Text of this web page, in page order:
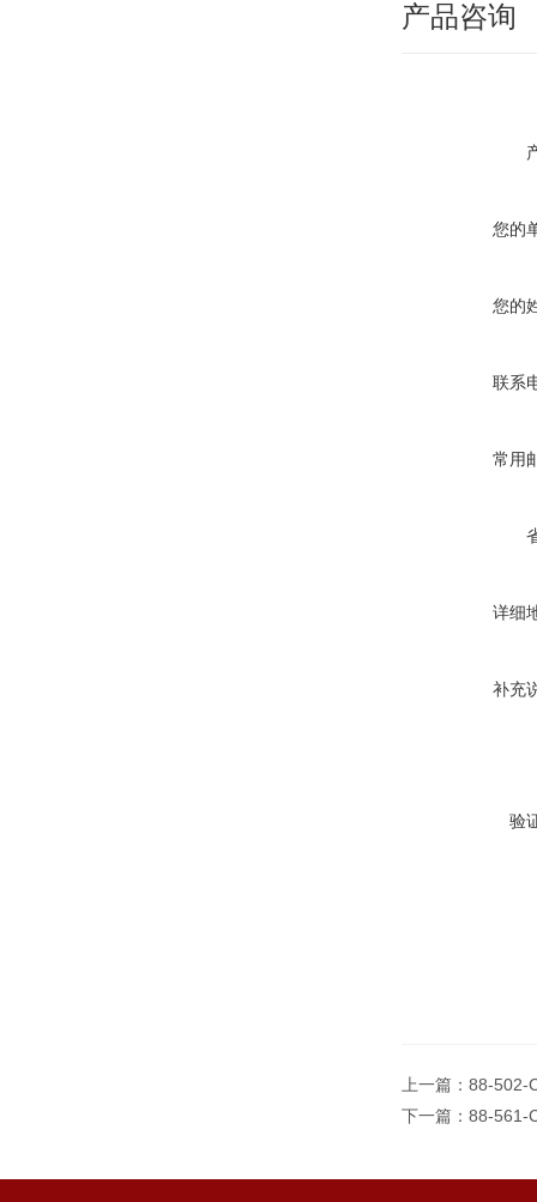
产品咨询
您的
您的
联系
常用
详细
补充
验
上一篇： 88-502-
下一篇： 88-561-